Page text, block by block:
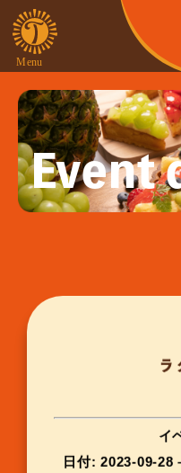
Event
ラ
イ
日付: 2023-09-28